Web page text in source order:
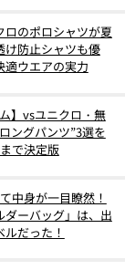
ロのポロシャツが夏
け防止シャツも優
適ウエアの実力
】vsユニクロ・無
ングパンツ”3選を
で決定版
中身が一目瞭然！
ダーバッグ」は、出
だった！